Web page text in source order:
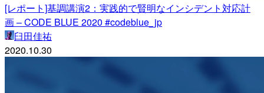
[レポート]基調講演2：実践的で賢明なインシデント対応計
画 – CODE BLUE 2020 #codeblue_jp
臼田佳祐
2020.10.30